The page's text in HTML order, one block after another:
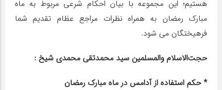
هستیم؛ این مجموعه با بیان احکام شرعی مربوط به ماه
مبارک رمضان به همراه نظرات مراجع عظام تقدیم شما
فرهیختگان می شود.
حجت‌الاسلام والمسلمین سید محمدتقی محمدی شیخ :
* حکم استفاده از آدامس در ماه مبارک رمضان